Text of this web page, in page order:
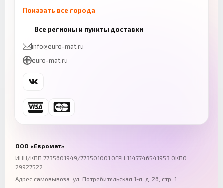
Показать все города
+7 (843) 206-01-30
Челябинск
+7 (343) 300-99-67
Ростов-на-Дону
+7 (863) 333-50-75
Волгоград
+7 (844) 261-36-12
Омск
Все регионы и пункты доставки
info@euro-mat.ru
euro-mat.ru
ООО «Евромат»
ИНН/КПП 7735601949/773501001 ОГРН 1147746541953 ОКПО
29927522
Адрес самовывоза: ул. Потребительская 1-я, д. 26, стр. 1